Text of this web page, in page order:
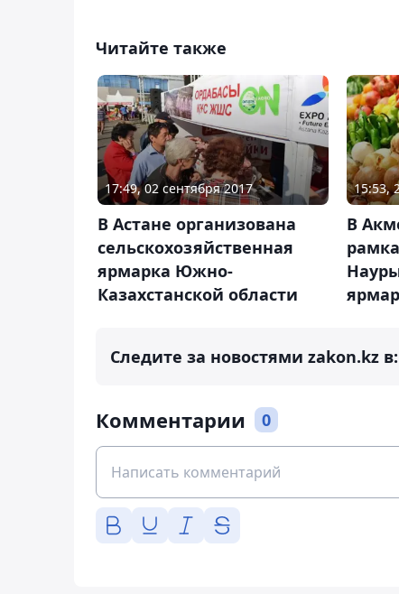
Читайте также
17:49, 02 сентября 2017
В Астане организована
сельскохозяйственная
ярмарка Южно-
Казахстанской области
15:53,
В
Следите за новостями zakon.kz в:
Комментарии 0